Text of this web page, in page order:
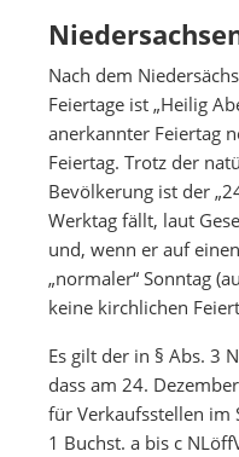
Nach dem
Feiertage ist „Heilig
anerkannter Feiertag
Feiertag. Trotz der
Bevölkerung ist der
Werktag fällt, laut
und, wenn er auf
„normaler“ Sonntag
keine kirchlichen
Es gilt der in § Abs. 3
dass am 24.
für Verkaufsstellen im
1 Buchst. a bis c